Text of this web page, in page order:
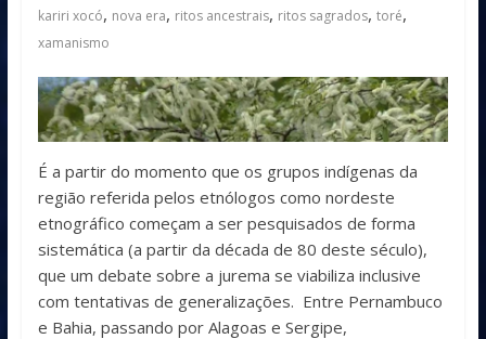
kariri xocó, nova era, ritos ancestrais, ritos sagrados, toré,
xamanismo
É a partir do momento que os grupos indígenas da
região referida pelos etnólogos como nordeste
etnográfico começam a ser pesquisados de forma
sistemática (a partir da década de 80 deste século),
que um debate sobre a jurema se viabiliza inclusive
com tentativas de generalizações. Entre Pernambuco
e Bahia, passando por Alagoas e Sergipe,